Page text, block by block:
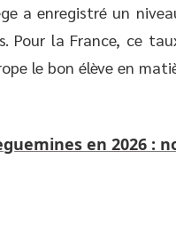
a enregistré un
la France, ce
le bon élève en
en 2026 :